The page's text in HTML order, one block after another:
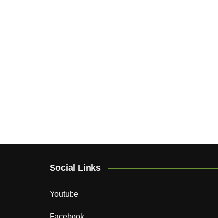
Social Links
Youtube
Facebook